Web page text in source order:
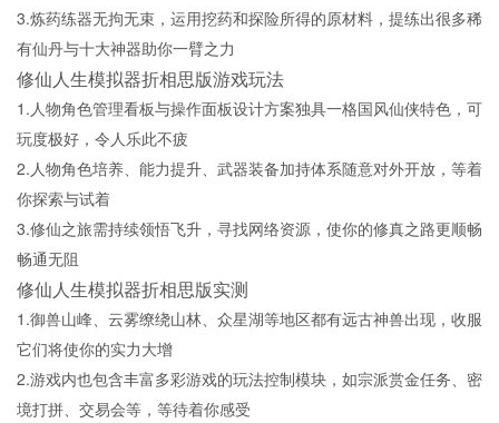
3.炼药练器无拘无束，运用挖药和探险所得的原材料，提练出很多稀
有仙丹与十大神器助你一臂之力
修仙人生模拟器折相思版游戏玩法
1.人物角色管理看板与操作面板设计方案独具一格国风仙侠特色，可
玩度极好，令人乐此不疲
2.人物角色培养、能力提升、武器装备加持体系随意对外开放，等着
你探索与试着
3.修仙之旅需持续领悟飞升，寻找网络资源，使你的修真之路更顺畅
畅通无阻
修仙人生模拟器折相思版实测
1.御兽山峰、云雾缭绕山林、众星湖等地区都有远古神兽出现，收服
它们将使你的实力大增
2.游戏内也包含丰富多彩游戏的玩法控制模块，如宗派赏金任务、密
境打拼、交易会等，等待着你感受